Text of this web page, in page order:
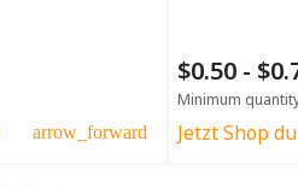
arrow_forward
$0.50 -
Minimum
Jetzt Shop